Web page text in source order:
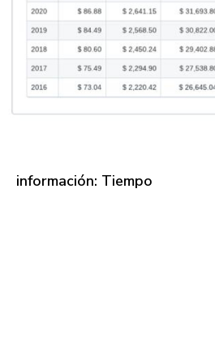
información: Tiempo